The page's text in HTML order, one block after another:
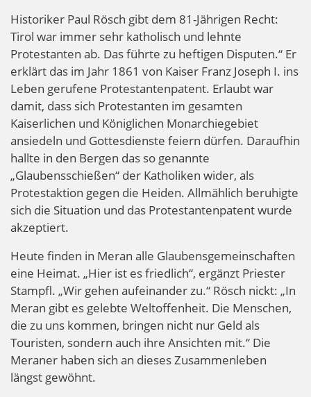
Historiker Paul Rösch gibt dem 81-Jährigen Recht:
Tirol war immer sehr katholisch und lehnte
Protestanten ab. Das führte zu heftigen Disputen.“ Er
erklärt das im Jahr 1861 von Kaiser Franz Joseph I. ins
Leben gerufene Protestantenpatent. Erlaubt war
damit, dass sich Protestanten im gesamten
Kaiserlichen und Königlichen Monarchiegebiet
ansiedeln und Gottesdienste feiern dürfen. Daraufhin
hallte in den Bergen das so genannte
„Glaubensschießen“ der Katholiken wider, als
Protestaktion gegen die Heiden. Allmählich beruhigte
sich die Situation und das Protestantenpatent wurde
akzeptiert.
Heute finden in Meran alle Glaubensgemeinschaften
eine Heimat. „Hier ist es friedlich“, ergänzt Priester
Stampfl. „Wir gehen aufeinander zu.“ Rösch nickt: „In
Meran gibt es gelebte Weltoffenheit. Die Menschen,
die zu uns kommen, bringen nicht nur Geld als
Touristen, sondern auch ihre Ansichten mit.“ Die
Meraner haben sich an dieses Zusammenleben
längst gewöhnt.